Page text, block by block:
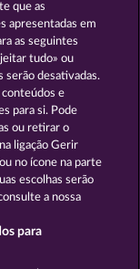
6
Marca
Facebook
que as
apresentadas em
as seguintes
tudo» ou
serão desativadas.
e
para si. Pode
ou retirar o
ligação Gerir
no ícone na parte
escolhas serão
a nossa
para